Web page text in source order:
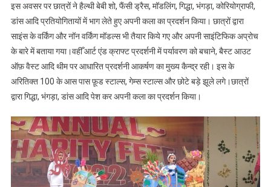
इस अवसर पर छात्रों ने हैल्थी बेबी शो, फैंसी ड्रैस, मॉडलिंग, गिद्धा, भंगड़ा, कोरियोग्राफी,
डांस आदि प्रतियोगितायों में भाग लेते हुए अपनी कला का प्रदर्शन किया। छात्रों द्वारा
साइंस के वर्किंग और नॉन वर्किंग मॉडल्स भी तैयार किये गए और अपनी साइंटिफिक अप्रोच
के बारे में बताया गया।वहीँ आर्ट एंड क्राफ्ट प्रदर्शनी में पर्यावरण को बचाने, बैस्ट आउट
ऑफ़ वैस्ट आदि थीम पर आधारित प्रदर्शनी आकर्षण का मुख्य कैन्द्र रही। इस के
अरितिक्त 100 के आस पास फ़ूड स्टाल्स, गेम्स स्टाल्स और छोटे बड़े झूले लगे।छात्रों
द्वारा गिद्धा, भंगड़ा, डांस आदि पेश कर अपनी कला का प्रदर्शन किया।